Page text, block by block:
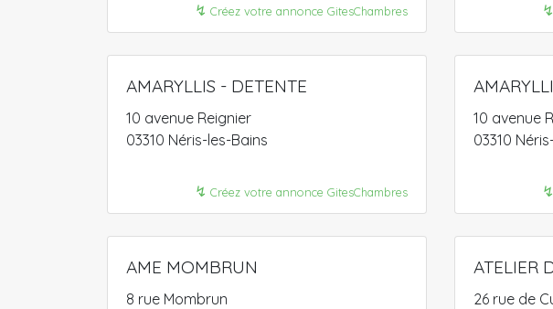
↯ Créez votre annonce GitesChambres ↯
AMARYLLIS - DETENTE
10 avenue Reignier
03310 Néris-les-Bains
↯ Créez votre annonce GitesChambres
10 avenue
03310
↯
AME MOMBRUN
8 rue Mombrun
ATELIER
26 rue de